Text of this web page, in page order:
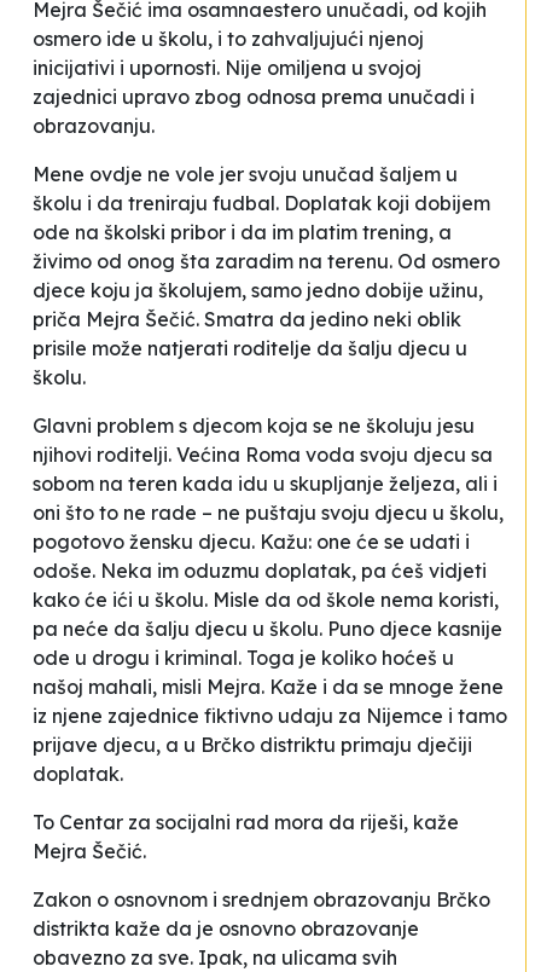
Mejra Šečić ima osamnaestero unučadi, od kojih
osmero ide u školu, i to zahvaljujući njenoj
inicijativi i upornosti. Nije omiljena u svojoj
zajednici upravo zbog odnosa prema unučadi i
obrazovanju.
Mene ovdje ne vole jer svoju unučad šaljem u
školu i da treniraju fudbal. Doplatak koji dobijem
ode na školski pribor i da im platim trening, a
živimo od onog šta zaradim na terenu. Od osmero
djece koju ja školujem, samo jedno dobije užinu,
priča Mejra Šečić. Smatra da jedino neki oblik
prisile može natjerati roditelje da šalju djecu u
školu.
Glavni problem s djecom koja se ne školuju jesu
njihovi roditelji. Većina Roma voda svoju djecu sa
sobom na teren kada idu u skupljanje željeza, ali i
oni što to ne rade – ne puštaju svoju djecu u školu,
pogotovo žensku djecu. Kažu: one će se udati i
odoše. Neka im oduzmu doplatak, pa ćeš vidjeti
kako će ići u školu. Misle da od škole nema koristi,
pa neće da šalju djecu u školu. Puno djece kasnije
ode u drogu i kriminal. Toga je koliko hoćeš u
našoj mahali, misli Mejra. Kaže i da se mnoge žene
iz njene zajednice fiktivno udaju za Nijemce i tamo
prijave djecu, a u Brčko distriktu primaju dječiji
doplatak.
To Centar za socijalni rad mora da riješi, kaže
Mejra Šečić.
Zakon o osnovnom i srednjem obrazovanju Brčko
distrikta kaže da je osnovno obrazovanje
obavezno za sve. Ipak, na ulicama svih